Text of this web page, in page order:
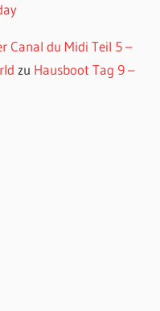
Canal du Midi Teil 5 –
zu Hausboot Tag 9 –